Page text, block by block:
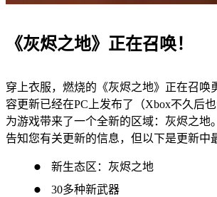
《灰烬之地》正在召唤！
穿上衣服，燃烧的《灰烬之地》正在召唤
容更新已经在PC上发布了（Xbox不久后
为游戏带来了一个全新的区域：灰烬之地
告知您有关更新的信息，但以下是更新中
新生态区：灰烬之地
30多种新武器